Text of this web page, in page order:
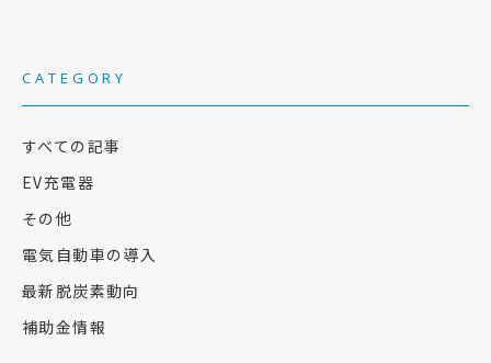
CATEGORY
すべての記事
EV充電器
その他
電気自動車の導入
最新脱炭素動向
補助金情報